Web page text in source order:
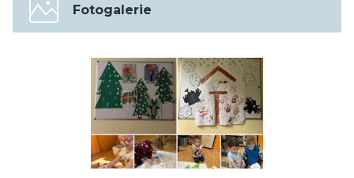
Fotogalerie